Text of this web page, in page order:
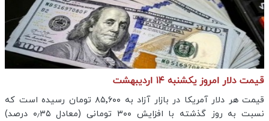
قیمت دلار امروز یکشنبه ۱۴ اردیبهشت
قیمت هر دلار آمریکا در بازار آزاد به ۸۵٬۶۰۰ تومان رسیده است که
نسبت به روز گذشته با افزایش ۳۰۰ تومانی (معادل ۰٫۳۵ درصد)